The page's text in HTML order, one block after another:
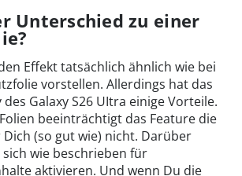
Unterschied zu einer
Effekt tatsächlich ähnlich wie bei
vorstellen. Allerdings hat das
des Galaxy S26 UItra einige Vorteile.
beeinträchtigt das Feature die
(so gut wie) nicht. Darüber
wie beschrieben für
aktivieren. Und wenn Du die